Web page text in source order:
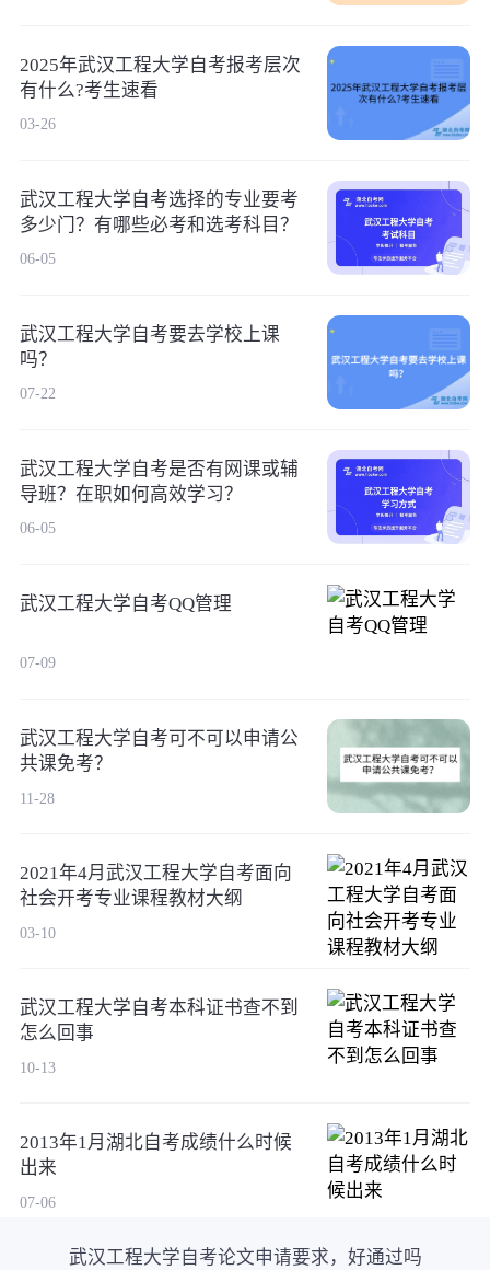
2025年武汉工程大学自考报考层次
有什么?考生速看
03-26
武汉工程大学自考选择的专业要考
多少门？有哪些必考和选考科目？
06-05
武汉工程大学自考要去学校上课
吗？
07-22
武汉工程大学自考是否有网课或辅
导班？在职如何高效学习？
06-05
武汉工程大学自考QQ管理
07-09
武汉工程大学自考可不可以申请公
共课免考？
11-28
2021年4月武汉工程大学自考面向
社会开考专业课程教材大纲
03-10
武汉工程大学自考本科证书查不到
怎么回事
10-13
2013年1月湖北自考成绩什么时候
出来
07-06
武汉工程大学自考论文申请要求，好通过吗